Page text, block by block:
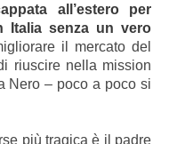
all’estero per
Italia senza un vero
il mercato del
riuscire nella mission
Nero – poco a poco si
più tragica è il padre